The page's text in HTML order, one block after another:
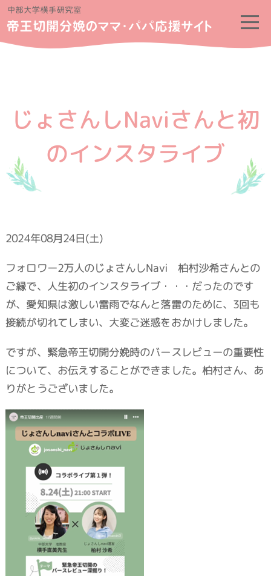
じょさんしNaviさんと初
のインスタライブ
2024年08月24日(土)
フォロワー2万人のじょさんしNavi 柏村沙希さんとの
ご縁で、人生初のインスタライブ・・・だったのです
が、愛知県は激しい雷雨でなんと落雷のために、3回も
接続が切れてしまい、大変ご迷惑をおかけしました。
ですが、緊急帝王切開分娩時のバースレビューの重要性
について、お伝えすることができました。柏村さん、あ
りがとうございました。